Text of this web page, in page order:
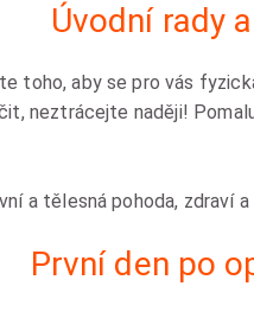
Úvodní rady
toho, aby se pro vás
neztrácejte naději!
a tělesná pohoda, zdraví
První den po